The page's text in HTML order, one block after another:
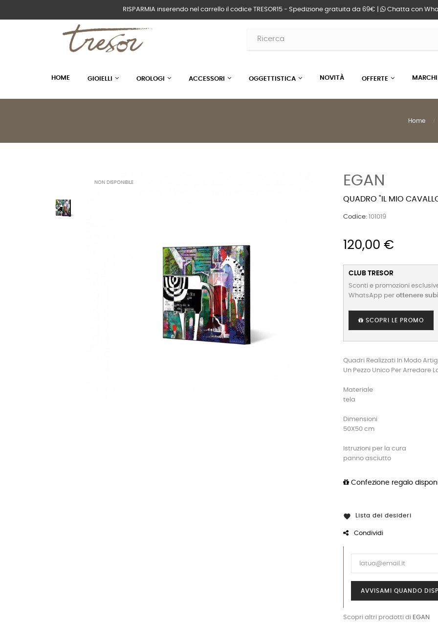
RISPARMIA inserendo nel carrello il codice TRESOR15 - Spedizione gratuita da 69€ | Chatta con
HOME GIOIELLI OROLOGI ACCESSORI OGGETTISTICA NOVITÀ OFFERTE MARCHI
Home
NON DISPONIBILE EGAN
QUADRO "IL MIO
Codice: 101019
120,00 €
CLUB TRESOR
Sconti e promozioni
WhatsApp per ottenere
SCOPRI LE PROMO
Quadri Realizzati In Modo
Un Pezzo Unico Per Arredare
Materiale
tela
Dimensioni
50X50 cm
Istruzioni per la cura
panno asciutto
Confezione regalo
 Lista dei desideri
Condividi
AVVISAMI QUANDO
Scopri altri prodotti di EGAN